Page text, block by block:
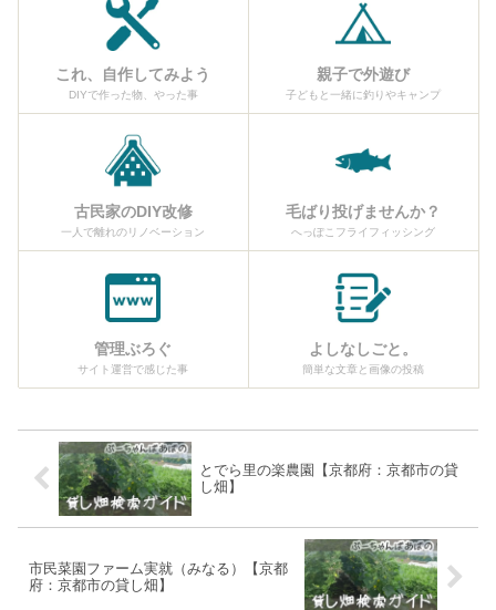
これ、自作してみよう
DIYで作った物、やった事
親子で外遊び
子どもと一緒に釣りやキャンプ
古民家のDIY改修
一人で離れのリノベーション
毛ばり投げませんか？
へっぽこフライフィッシング
管理ぶろぐ
サイト運営で感じた事
よしなしごと。
簡単な文章と画像の投稿
とでら里の楽農園【京都府：京都市の貸
し畑】
市民菜園ファーム実就（みなる）【京都
府：京都市の貸し畑】